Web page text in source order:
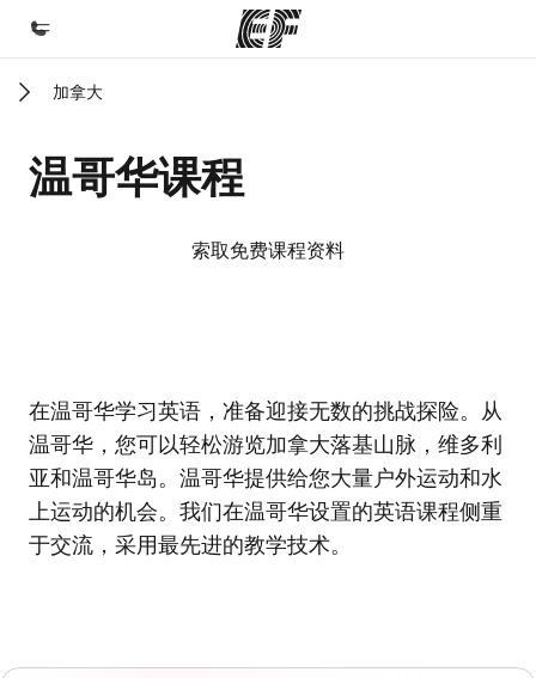
课程
企业文化
职业发展
加入我们
加拿大
温哥华课程
索取免费课程资料
在温哥华学习英语，准备迎接无数的挑战探险。从
温哥华，您可以轻松游览加拿大落基山脉，维多利
亚和温哥华岛。温哥华提供给您大量户外运动和水
上运动的机会。我们在温哥华设置的英语课程侧重
于交流，采用最先进的教学技术。